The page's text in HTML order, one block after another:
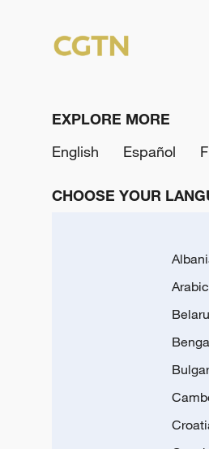
EXPLORE MORE
English
Español
CHOOSE YOUR
Arabic